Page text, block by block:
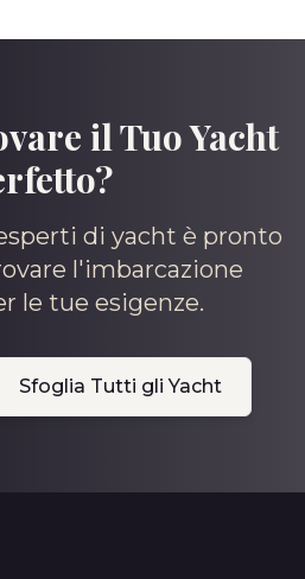
il Tuo Yacht
di yacht è pronto
l'imbarcazione
le tue esigenze.
Sfoglia Tutti gli Yacht